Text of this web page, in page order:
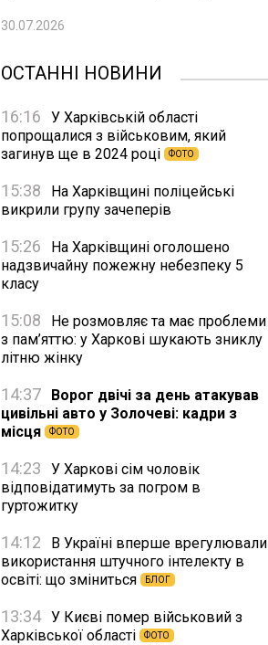
30.07.2026
ОСТАННІ НОВИНИ
16:16
У Харківській області
попрощалися з військовим, який
загинув ще в 2024 році
ФОТО
15:38
На Харківщині поліцейські
викрили групу зачеперів
15:26
На Харківщині оголошено
надзвичайну пожежну небезпеку 5
класу
15:08
Не розмовляє та має проблеми
з пам’яттю: у Харкові шукають зниклу
літню жінку
14:37
Ворог двічі за день атакував
цивільні авто у Золочеві: кадри з
місця
ФОТО
14:23
У Харкові сім чоловік
відповідатимуть за погром в
гуртожитку
14:12
В Україні вперше врегулювали
використання штучного інтелекту в
освіті: що зміниться
БЛОГ
13:34 У Києві помер військовий з
Харківської області
ФОТО